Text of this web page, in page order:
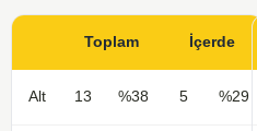
Toplam İçerde
Alt 13 %38 5 %29